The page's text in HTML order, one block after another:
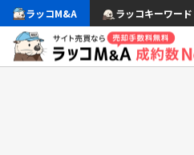
ラッコM&A ラッコキーワード